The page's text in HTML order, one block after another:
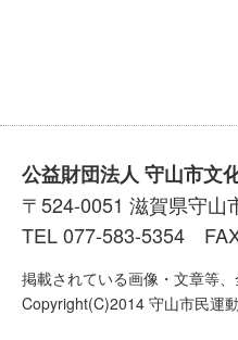
公益財団法人 守山市文
〒524-0051 滋賀県守山
TEL 077-583-5354
掲載されている画像・文章等
Copyright(C)2014 守山市民運